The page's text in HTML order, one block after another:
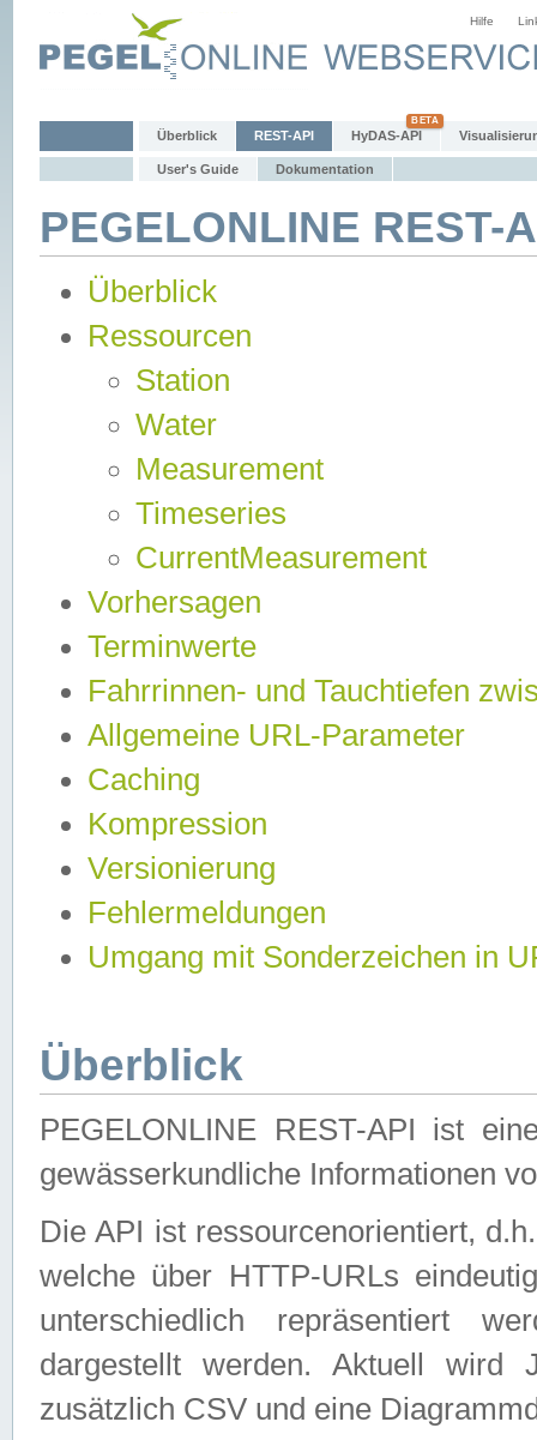
Hilfe
Überblick REST-API HyDAS-API
User's Guide Dokumentation
PEGELONLINE
Überblick
Ressourcen
Station
Water
Measurement
Timeseries
CurrentMeasurement
Vorhersagen
Terminwerte
Fahrrinnen- und Tauchtiefen
Allgemeine URL-Parameter
Caching
Kompression
Versionierung
Fehlermeldungen
Umgang mit Sonderzeichen in
Überblick
PEGELONLINE REST-API ist
gewässerkundliche Informationen
Die API ist ressourcenorientiert,
welche über HTTP-URLs
unterschiedlich repräsentiert
dargestellt werden. Aktuell wird
zusätzlich CSV und eine